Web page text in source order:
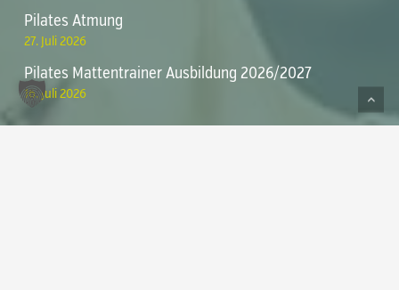
Zwischensumme:
Warenkorb anzeigen Kasse
Pilates Atmung
27. Juli 2026
Pilates Mattentrainer Ausbildung 2026/2027
16. Juli 2026